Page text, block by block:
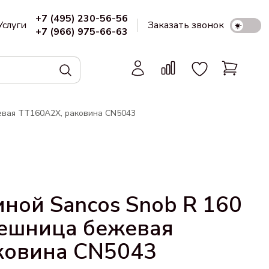
+7 (495) 230-56-56
+7 (966) 975-66-63
Заказать звонок
TT160A2X, раковина CN5043
Sancos Snob R 160
бежевая
CN5043